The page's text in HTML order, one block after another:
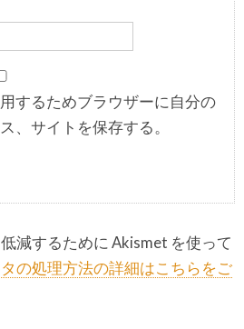
するためブラウザーに自分の
、サイトを保存する。
減するために Akismet を使って
の処理方法の詳細はこちらをご